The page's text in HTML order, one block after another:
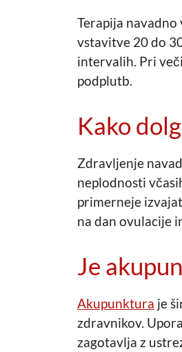
Terapija
vstavitve 20 do
intervalih. Pri
podplutb.
Kako
Zdravljenje
neplodnosti
primerneje
na dan ovulacije
Je
Akupunktura je
zdravnikov.
zagotavlja z